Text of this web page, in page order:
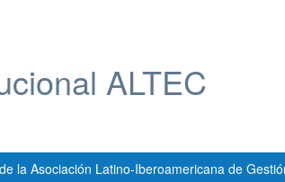
ALTEC
la Asociación Latino-Iberoamericana de